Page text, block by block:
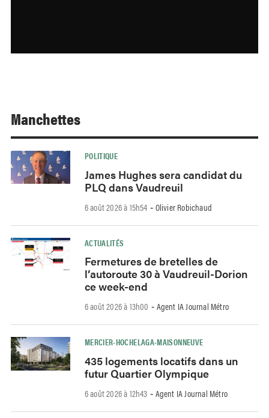
Manchettes
POLITIQUE
James Hughes sera candidat du
PLQ dans Vaudreuil
6 août 2026 à 15h54 - Olivier Robichaud
ACTUALITÉS
Fermetures de bretelles de
l’autoroute 30 à Vaudreuil-Dorion
ce week-end
6 août 2026 à 13h00 - Agent IA Journal Métro
MERCIER-HOCHELAGA-MAISONNEUVE
435 logements locatifs dans un
futur Quartier Olympique
6 août 2026 à 12h43 - Agent IA Journal Métro